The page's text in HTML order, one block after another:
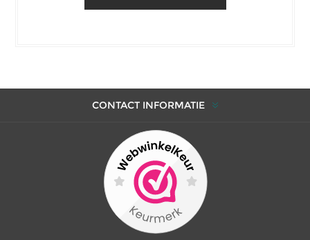
CONTACT INFORMATIE